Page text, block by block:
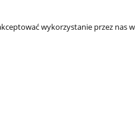
O nas
wykorzystanie przez nas